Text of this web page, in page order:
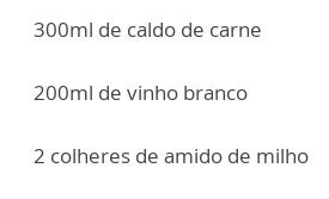
300ml de caldo de carne
200ml de vinho branco
2 colheres de amido de milho